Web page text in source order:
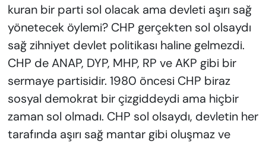
kuran bir parti sol olacak ama devleti aşırı sağ
yönetecek öylemi? CHP gerçekten sol olsaydı
sağ zihniyet devlet politikası haline gelmezdi.
CHP de ANAP, DYP, MHP, RP ve AKP gibi bir
sermaye partisidir. 1980 öncesi CHP biraz
sosyal demokrat bir çizgiddeydi ama hiçbir
zaman sol olmadı. CHP sol olsaydı, devletin her
tarafında aşırı sağ mantar gibi oluşmaz ve